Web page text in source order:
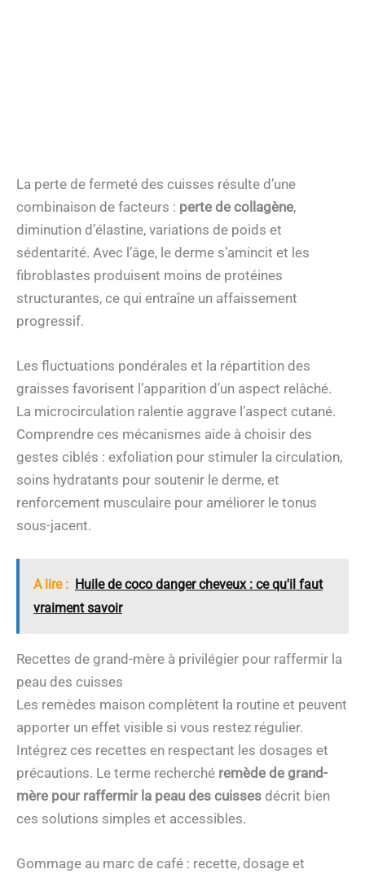
La perte de fermeté des cuisses résulte d’une
combinaison de facteurs : perte de collagène,
diminution d’élastine, variations de poids et
sédentarité. Avec l’âge, le derme s’amincit et les
fibroblastes produisent moins de protéines
structurantes, ce qui entraîne un affaissement
progressif.
Les fluctuations pondérales et la répartition des
graisses favorisent l’apparition d’un aspect relâché.
La microcirculation ralentie aggrave l’aspect cutané.
Comprendre ces mécanismes aide à choisir des
gestes ciblés : exfoliation pour stimuler la circulation,
soins hydratants pour soutenir le derme, et
renforcement musculaire pour améliorer le tonus
sous-jacent.
A lire : Huile de coco danger cheveux : ce qu'il faut
vraiment savoir
Recettes de grand-mère à privilégier pour raffermir la
peau des cuisses
Les remèdes maison complètent la routine et peuvent
apporter un effet visible si vous restez régulier.
Intégrez ces recettes en respectant les dosages et
précautions. Le terme recherché remède de grand-
mère pour raffermir la peau des cuisses décrit bien
ces solutions simples et accessibles.
Gommage au marc de café : recette, dosage et